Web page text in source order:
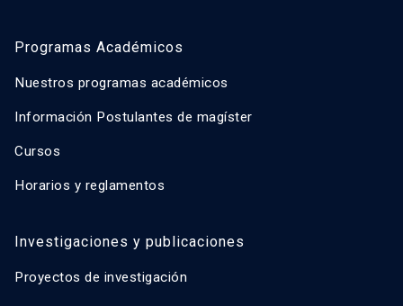
Programas Académicos
Nuestros programas académicos
Información Postulantes de magíster
Cursos
Horarios y reglamentos
Investigaciones y publicaciones
Proyectos de investigación